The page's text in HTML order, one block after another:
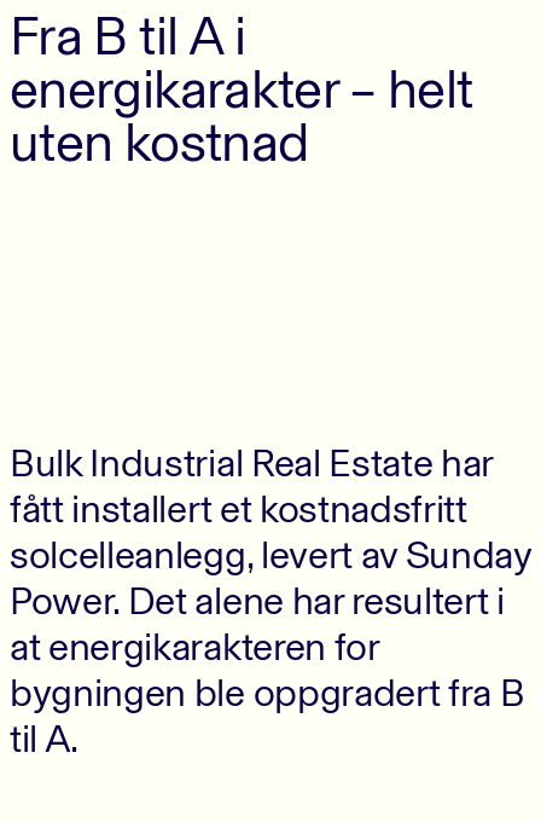
Fra B til A i
energikarakter – helt
uten kostnad
Bulk Industrial Real Estate har
fått installert et kostnadsfritt
solcelleanlegg, levert av Sunday
Power. Det alene har resultert i
at energikarakteren for
bygningen ble oppgradert fra B
til A.